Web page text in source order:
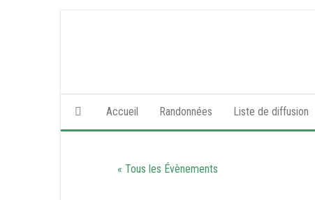
Accueil Randonnées Liste de diffusion
« Tous les Évènements